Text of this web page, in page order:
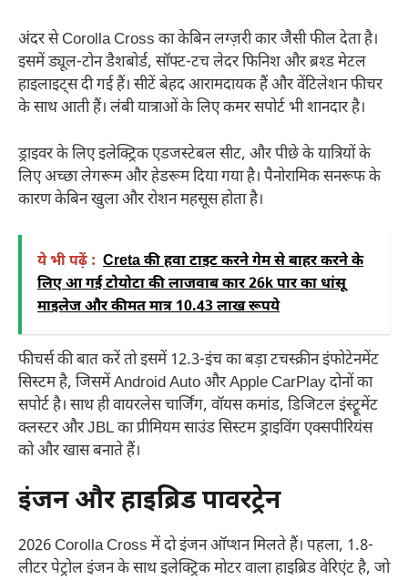
अंदर से Corolla Cross का केबिन लग्ज़री कार जैसी फील देता है।
इसमें ड्यूल-टोन डैशबोर्ड, सॉफ्ट-टच लेदर फिनिश और ब्रश्ड मेटल
हाइलाइट्स दी गई हैं। सीटें बेहद आरामदायक हैं और वेंटिलेशन फीचर
के साथ आती हैं। लंबी यात्राओं के लिए कमर सपोर्ट भी शानदार है।
ड्राइवर के लिए इलेक्ट्रिक एडजस्टेबल सीट, और पीछे के यात्रियों के
लिए अच्छा लेगरूम और हेडरूम दिया गया है। पैनोरामिक सनरूफ के
कारण केबिन खुला और रोशन महसूस होता है।
ये भी पढ़ें : Creta की हवा टाइट करने गेम से बाहर करने के
लिए आ गई टोयोटा की लाजवाब कार 26k पार का धांसू
माइलेज और कीमत मात्र 10.43 लाख रूपये
फीचर्स की बात करें तो इसमें 12.3-इंच का बड़ा टचस्क्रीन इंफोटेनमेंट
सिस्टम है, जिसमें Android Auto और Apple CarPlay दोनों का
सपोर्ट है। साथ ही वायरलेस चार्जिंग, वॉयस कमांड, डिजिटल इंस्ट्रूमेंट
क्लस्टर और JBL का प्रीमियम साउंड सिस्टम ड्राइविंग एक्सपीरियंस
को और खास बनाते हैं।
इंजन और हाइब्रिड पावरट्रेन
2026 Corolla Cross में दो इंजन ऑप्शन मिलते हैं। पहला, 1.8-
लीटर पेट्रोल इंजन के साथ इलेक्ट्रिक मोटर वाला हाइब्रिड वेरिएंट है, जो